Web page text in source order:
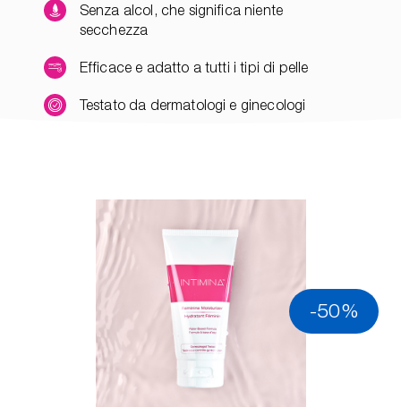
Senza alcol, che significa niente
secchezza
Efficace e adatto a tutti i tipi di pelle
Testato da dermatologi e ginecologi
-50%